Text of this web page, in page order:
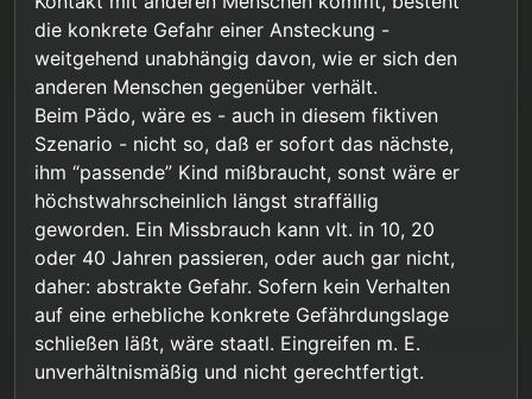
Tangiert würden die Rechte von Pädos,
die sich nichts haben zu Schulden
kommen lassen, begründet lediglich mit
einer abstrakten Gefährdung.
Richtig, allerdings wäre in diesem Szenario die
Gefährdung nicht abstrakt sondern sehr konkret.
95% Tatwahrscheinlichkeit ist definitiv nicht mehr
abstrakt.
nixda sagte inPädophile Fantasien "stoppen"
Im Normalfall, wird jeder
Ansteckungsverdacht individuell
getestet und keine Bevölkerungsgruppe,
auf Grund biologischer Merkmale
pauschal verdächtigt, gefährliche
Krankheiten verbreiten zu wollen.
Natürlich. Aber jeder nachweislich Erkrankte
würde mit hoher Wahrscheinlichkeit andere
anstecken. So wie in diesen Szenario jeder
Pädophile mir hoher Wahrscheinlichkeit einen
Missbrauch begehen würde. Und so wie es
gerechtfertigt ist die Erkrankten in Quarantäne
zu stecken um die Gesunden zu schützen
würden die Pädophilen Maßnahmen unterworfen
um die Kinder zu schützen. Gleiche Logik.
Um das für alle klarzustellen, mir geht es darum
den moralischen Aspekt solcher
Präventionsmaßnahmen in diesem Szenario zu
diskutieren, nicht zu behaupten dass so etwas in
Bezug auf uns irgendwie tatsächlich
gerechtfertigt wäre. Denn wie gesagt gibt es ja
die von mir als Voraussetzung geforderten
die konkrete Gefahr einer Ansteckung -
weitgehend unabhängig davon, wie er sich den
anderen Menschen gegenüber verhält.
Beim Pädo, wäre es - auch in diesem fiktiven
Szenario - nicht so, daß er sofort das nächste,
ihm “passende” Kind mißbraucht, sonst wäre er
höchstwahrscheinlich längst straffällig
geworden. Ein Missbrauch kann vlt. in 10, 20
oder 40 Jahren passieren, oder auch gar nicht,
daher: abstrakte Gefahr. Sofern kein Verhalten
auf eine erhebliche konkrete Gefährdungslage
schließen läßt, wäre staatl. Eingreifen m. E.
unverhältnismäßig und nicht gerechtfertigt.